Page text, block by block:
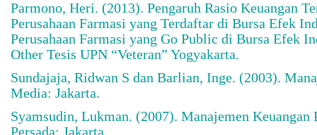
Parmono, Heri. (2013). Pengaruh Rasio Keuangan
Perusahaan Farmasi yang Terdaftar di Bursa Efek
Perusahaan Farmasi yang Go Public di Bursa Efek
Other Tesis UPN “Veteran” Yogyakarta.
Sundajaja, Ridwan S dan Barlian, Inge. (2003).
Media: Jakarta.
Syamsudin, Lukman. (2007). Manajemen Keuangan